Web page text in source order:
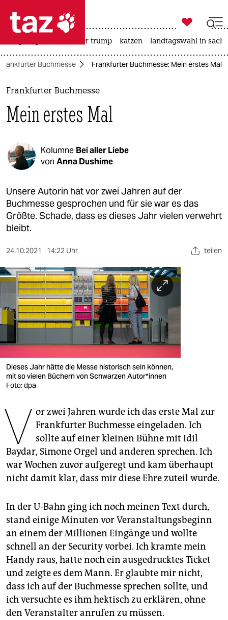
 taz zahl ich
taz zahl ich
themen
politik
gesellschaft
kultur
sport
berlin
nord
wahrheit
verlag
verlag
veranstaltungen
shop
fragen & hilfe
abo
genossenschaft
epaper login

taz zahl ich
usa unter trump katzen landtagswahl in
Frankfurter Buchmesse Frankfurter Buchmesse: Mein erstes Mal
Frankfurter Buchmesse
Mein erstes Mal
Kolumne Bei aller Liebe
von Anna Dushime
Unsere Autorin hat vor zwei Jahren auf der
Buchmesse gesprochen und für sie war es das
Größte. Schade, dass es dieses Jahr vielen verwehrt
bleibt.
24.10.2021 14:22 Uhr teilen
Dieses Jahr hätte die Messe historisch sein können,
mit so vielen Büchern von Schwarzen Au­to­r*in­nen
Foto: dpa
V or zwei Jahren wurde ich das erste Mal zur
Frankfurter Buchmesse eingeladen. Ich
sollte auf einer kleinen Bühne mit Idil
Baydar, Simone Orgel und anderen sprechen. Ich
war Wochen zuvor aufgeregt und kam überhaupt
nicht damit klar, dass mir diese Ehre zuteil wurde.
In der U-Bahn ging ich noch meinen Text durch,
stand einige Minuten vor Veranstaltungsbeginn
an einem der Millionen Eingänge und wollte
schnell an der Security vorbei. Ich kramte mein
Handy raus, hatte noch ein ausgedrucktes Ticket
und zeigte es dem Mann. Er glaubte mir nicht,
dass ich auf der Buchmesse sprechen sollte, und
ich versuchte es ihm hektisch zu erklären, ohne
den Veranstalter anrufen zu müssen.